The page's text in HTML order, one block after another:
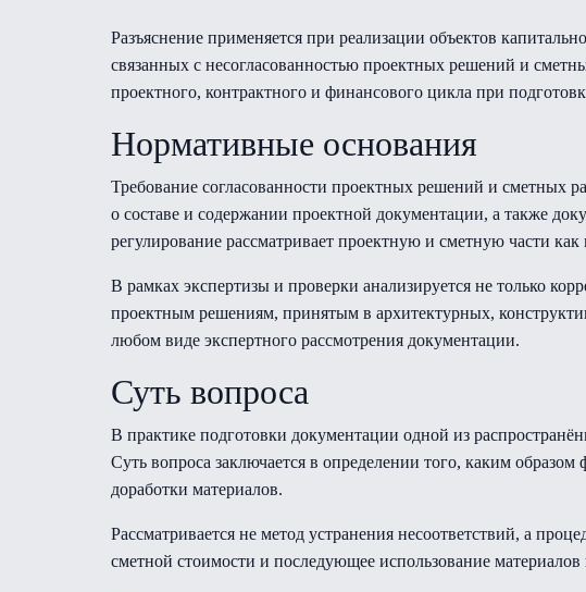
Разъяснение применяется при реализации объектов
связанных с несогласованностью проектных решений и
проектного, контрактного и финансового цикла при
Нормативные основания
Требование согласованности проектных решений и сметных
о составе и содержании проектной документации, а также
регулирование рассматривает проектную и сметную части
В рамках экспертизы и проверки анализируется не только
проектным решениям, принятым в архитектурных,
любом виде экспертного рассмотрения документации.
Суть вопроса
В практике подготовки документации одной из
Суть вопроса заключается в определении того, каким образом
доработки материалов.
Рассматривается не метод устранения несоответствий, а
сметной стоимости и последующее использование